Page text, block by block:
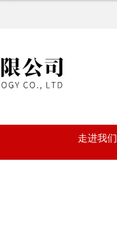
走进我们